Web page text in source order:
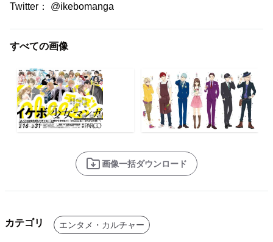
Twitter： @ikebomanga
すべての画像
画像一括ダウンロード
カテゴリ エンタメ・カルチャー